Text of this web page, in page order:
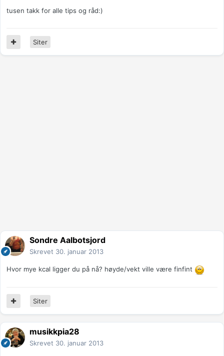
tusen takk for alle tips og råd:)
Siter
Sondre Aalbotsjord
Skrevet 30. januar 2013
Hvor mye kcal ligger du på nå? høyde/vekt ville være finfint
Siter
musikkpia28
Skrevet 30. januar 2013